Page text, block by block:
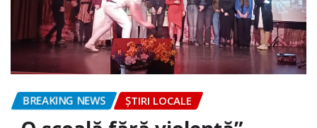
BREAKING NEWS ȘTIRI LOCALE